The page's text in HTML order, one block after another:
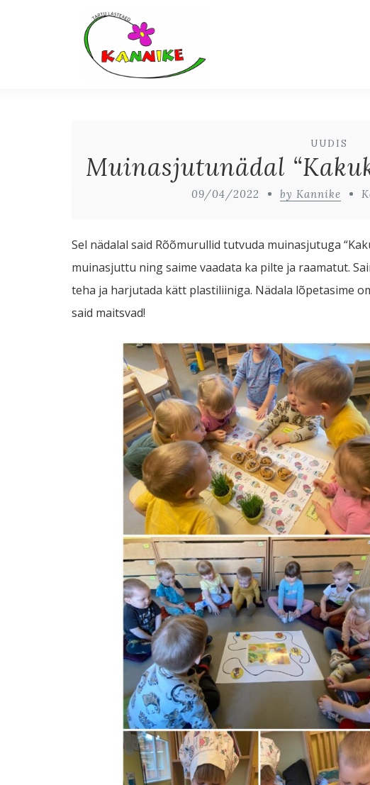
UUDIS
Muinasjutunädal
09/04/2022 by Kannike
Sel nädalal said Rõõmurullid tutvuda muinasjutuga
muinasjuttu ning saime vaadata ka pilte ja raamatut.
teha ja harjutada kätt plastiliiniga. Nädala lõpetasime
said maitsvad!